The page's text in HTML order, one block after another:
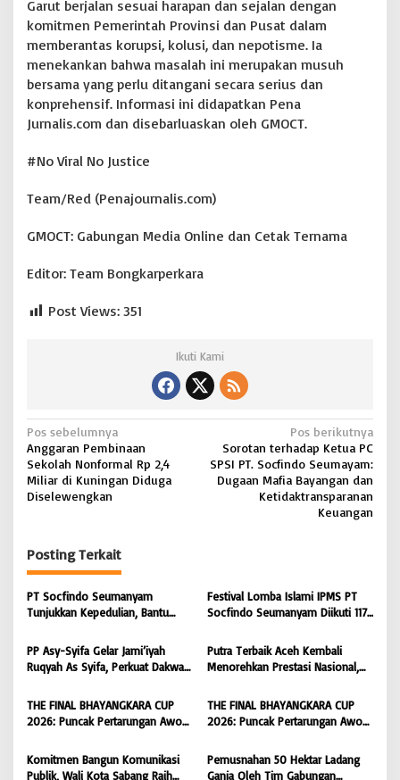
Garut berjalan sesuai harapan dan sejalan dengan
komitmen Pemerintah Provinsi dan Pusat dalam
memberantas korupsi, kolusi, dan nepotisme. Ia
menekankan bahwa masalah ini merupakan musuh
bersama yang perlu ditangani secara serius dan
konprehensif. Informasi ini didapatkan Pena
Jurnalis.com dan disebarluaskan oleh GMOCT.
#No Viral No Justice
Team/Red (Penajournalis.com)
GMOCT: Gabungan Media Online dan Cetak Ternama
Editor: Team Bongkarperkara
Post Views: 351
Ikuti Kami
N
a
v
a
s
i
o
Pos sebelumnya
Anggaran Pembinaan
Sekolah Nonformal Rp 2,4
Miliar di Kuningan Diduga
Diselewengkan
Pos berikutnya
Sorotan terhadap Ketua PC
SPSI PT. Socfindo Seumayam:
Dugaan Mafia Bayangan dan
Ketidaktransparanan
Keuangan
Posting Terkait
PT Socfindo Seumanyam
Tunjukkan Kepedulian, Bantu
Malam
Festival Lomba Islami IPMS PT
Socfindo Seumanyam Diikuti 117
Qur’ani Berprestasi
PP Asy-Syifa Gelar Jami’iyah
Ruqyah As Syifa, Perkuat Dakwah
di Bondowoso
Putra Terbaik Aceh Kembali
Menorehkan Prestasi Nasional,
Dipromosikan Menjadi
Koordinator JAM Pidum
THE FINAL BHAYANGKARA CUP
2026: Puncak Pertarungan Awon
FC Kedungwuni, Siap
Mengguncang Stadion Widya
THE FINAL BHAYANGKARA CUP
2026: Puncak Pertarungan Awon
FC Kedungwuni, Siap
Mengguncang Stadion Widya
Komitmen Bangun Komunikasi
Publik, Wali Kota Sabang Raih
Pemusnahan 50 Hektar Ladang
Ganja Oleh Tim Gabungan